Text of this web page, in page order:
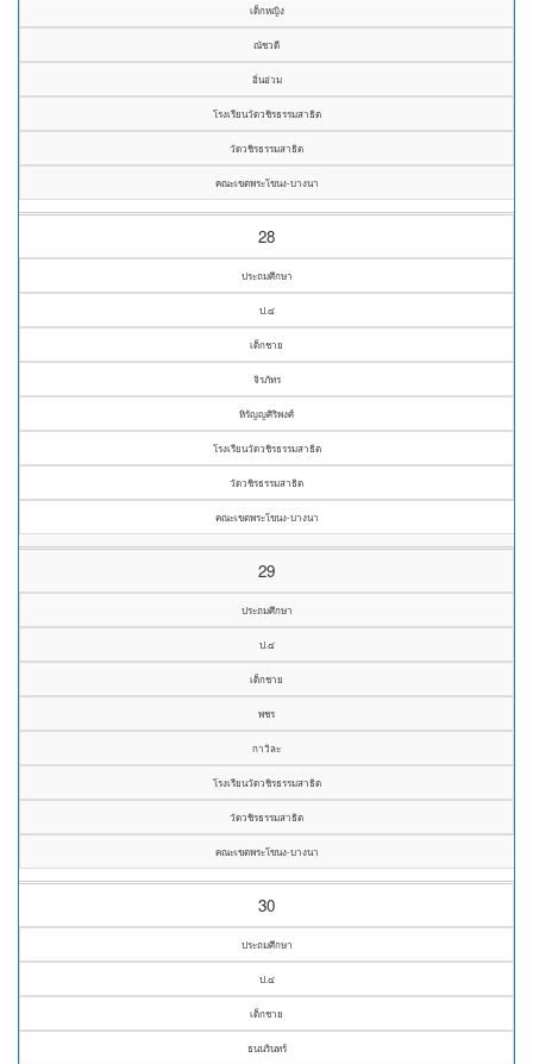
เด็กหญิง
ณัชวดี
อิ่นอ่วม
โรงเรียนวัดวชิรธรรมสาธิต
วัดวชิรธรรมสาธิต
คณะเขตพระโขนง-บางนา
28
ประถมศึกษา
ป.๔
เด็กชาย
จิรภัทร
หิรัญญศิริพงศ์
โรงเรียนวัดวชิรธรรมสาธิต
วัดวชิรธรรมสาธิต
คณะเขตพระโขนง-บางนา
29
ประถมศึกษา
ป.๔
เด็กชาย
พชร
กาวิละ
โรงเรียนวัดวชิรธรรมสาธิต
วัดวชิรธรรมสาธิต
คณะเขตพระโขนง-บางนา
30
ประถมศึกษา
ป.๔
เด็กชาย
ธนนรินทร์